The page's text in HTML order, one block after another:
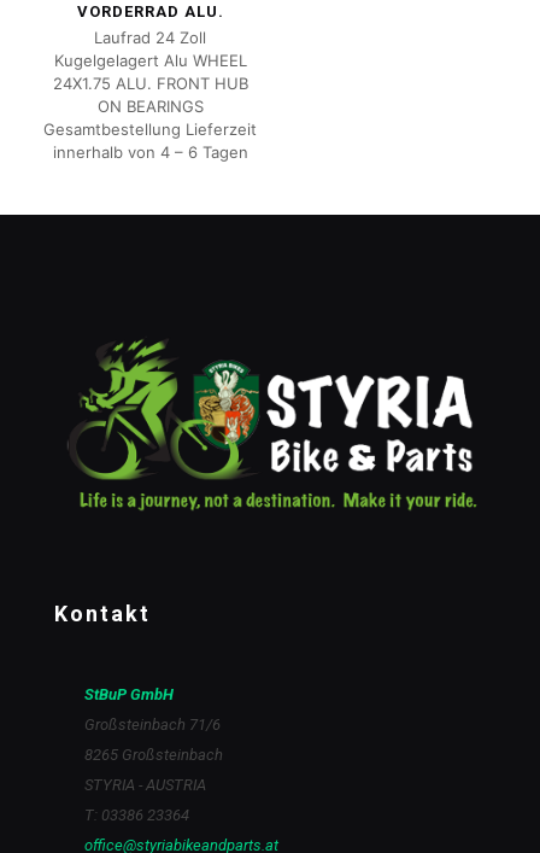
VORDERRAD ALU.
Laufrad 24 Zoll
Kugelgelagert Alu WHEEL
24X1.75 ALU. FRONT HUB
ON BEARINGS
Gesamtbestellung Lieferzeit
innerhalb von 4 – 6 Tagen
Kontakt
StBuP GmbH
Großsteinbach 71/6
8265 Großsteinbach
STYRIA - AUSTRIA
T: 03386 23364
office@styriabikeandparts.at